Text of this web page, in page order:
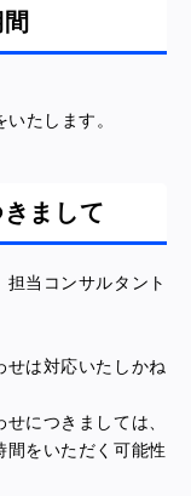
たします。
まして
担当コンサルタント
せは対応いたしかね
につきましては、
間をいただく可能性